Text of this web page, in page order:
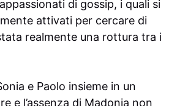
di gossip, i quali si
attivati per cercare di
realmente una rottura tra i
e Paolo insieme in un
e l’assenza di Madonia non